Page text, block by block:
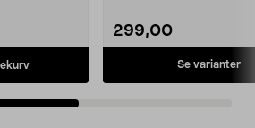
299,00
Se varianter